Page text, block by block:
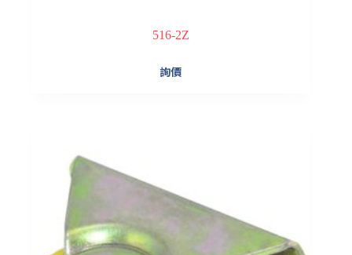
516-2Z
詢價